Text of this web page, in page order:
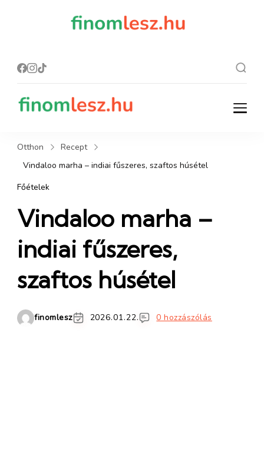
finomlesz.hu
Recept, ami finom lesz.
Otthon
Recept
Vindaloo marha – indiai fűszeres, szaftos húsétel
Főételek
Vindaloo marha –
indiai fűszeres,
szaftos húsétel
finomlesz 2026.01.22. 0 hozzászólás